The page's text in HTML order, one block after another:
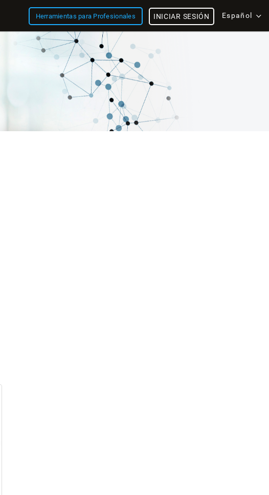
Herramientas para Profesionales Español
INICIAR SESIÓN